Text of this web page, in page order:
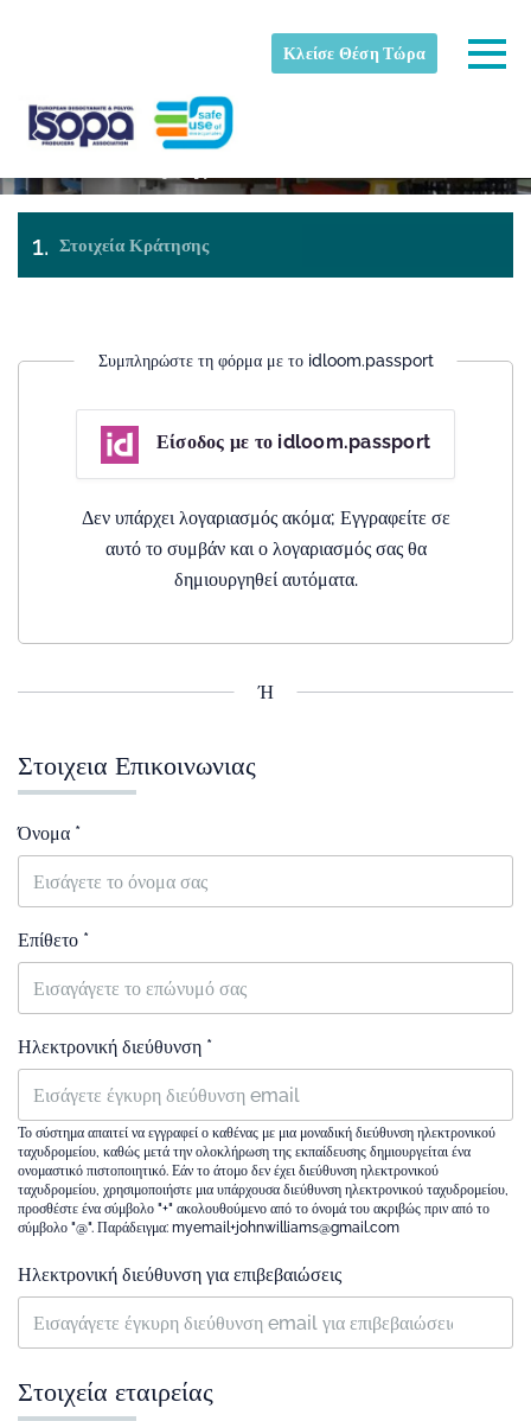
Κλείσε Θέση Τώρα
ISOPA-AISBL
070 Παραγωγή και σύνθεση προϊόντων που
Στοιχεία Κράτησης
Συμπληρώστε τη φόρμα με το idloom.passport
Είσοδος με το idloom.passport
Δεν υπάρχει λογαριασμός ακόμα; Εγγραφείτε σε
αυτό το συμβάν και ο λογαριασμός σας θα
δημιουργηθεί αυτόματα.
Ή
Στοιχεια Επικοινωνιας
Όνομα *
Επίθετο *
Ηλεκτρονική διεύθυνση *
Το σύστημα απαιτεί να εγγραφεί ο καθένας με μια μοναδική διεύθυνση ηλεκτρονικού
ταχυδρομείου, καθώς μετά την ολοκλήρωση της εκπαίδευσης δημιουργείται ένα
ονομαστικό πιστοποιητικό. Εάν το άτομο δεν έχει διεύθυνση ηλεκτρονικού
ταχυδρομείου, χρησιμοποιήστε μια υπάρχουσα διεύθυνση ηλεκτρονικού ταχυδρομείου,
προσθέστε ένα σύμβολο "+" ακολουθούμενο από το όνομά του ακριβώς πριν από το
σύμβολο "@". Παράδειγμα: myemail+johnwilliams@gmail.com
Ηλεκτρονική διεύθυνση για επιβεβαιώσεις
Στοιχεία εταιρείας